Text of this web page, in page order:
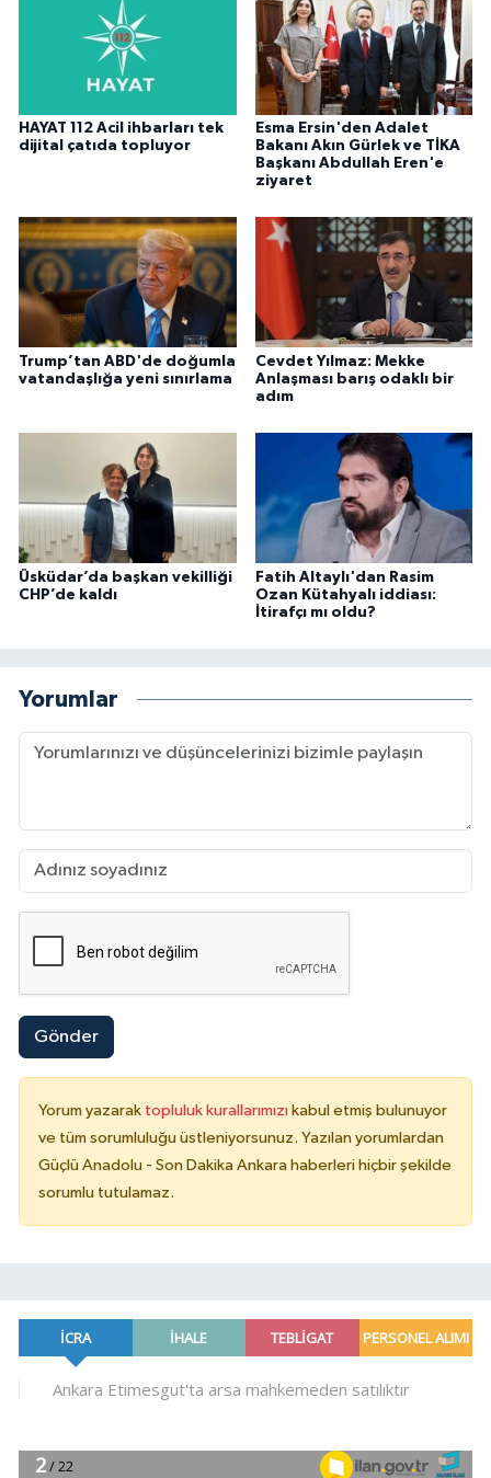
HAYAT 112 Acil ihbarları tek
dijital çatıda topluyor
Esma Ersin'den Adalet
Bakanı Akın Gürlek ve TİKA
Başkanı Abdullah Eren'e
ziyaret
Trump’tan ABD'de doğumla
vatandaşlığa yeni sınırlama
Cevdet Yılmaz: Mekke
Anlaşması barış odaklı bir
adım
Üsküdar’da başkan vekilliği
CHP’de kaldı
Fatih Altaylı'dan Rasim
Ozan Kütahyalı iddiası:
İtirafçı mı oldu?
Yorumlar
Gönder
Yorum yazarak topluluk kurallarımızı kabul etmiş bulunuyor
ve tüm sorumluluğu üstleniyorsunuz. Yazılan yorumlardan
Güçlü Anadolu - Son Dakika Ankara haberleri hiçbir şekilde
sorumlu tutulamaz.